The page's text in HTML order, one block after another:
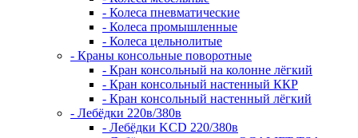
- Колеса пневматические
- Колеса промышленные
- Колеса цельнолитые
- Краны консольные поворотные
- Кран консольный на колонне лёгкий
- Кран консольный настенный ККР
- Кран консольный настенный лёгкий
- Лебёдки 220в/380в
- Лебёдки KCD 220/380в